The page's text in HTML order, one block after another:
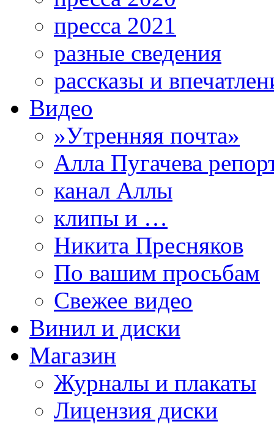
пресса 2021
разные сведения
рассказы и
Видео
»Утренняя почта»
Алла Пугачева
канал Аллы
клипы и …
Никита Пресняков
По вашим просьбам
Свежее видео
Винил и диски
Магазин
Журналы и плакаты
Лицензия диски